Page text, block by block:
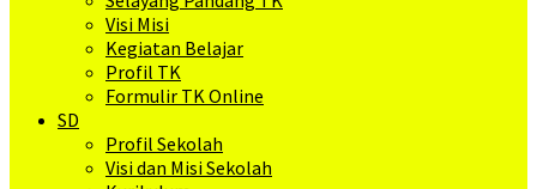
Visi Misi
Kegiatan Belajar
Profil TK
Formulir TK Online
SD
Profil Sekolah
Visi dan Misi Sekolah